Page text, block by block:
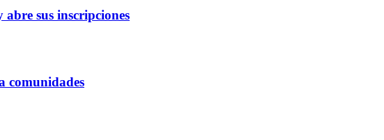
sus inscripciones
comunidades